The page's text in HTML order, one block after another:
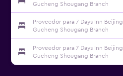
Gucheng Shougang Branch
Proveedor para 7 Days Inn Beijing
Gucheng Shougang Branch
Proveedor para 7 Days Inn Beijing
Gucheng Shougang Branch